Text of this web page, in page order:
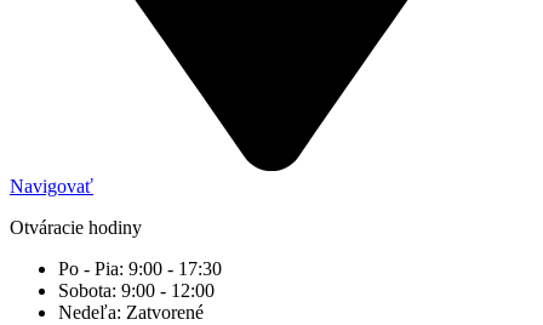
Navigovať
Otváracie hodiny
Po - Pia: 9:00 - 17:30
Sobota: 9:00 - 12:00
Nedeľa: Zatvorené